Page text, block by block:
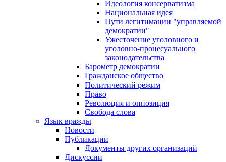
Идеология консерватизма
Национальная идея
Пути легитимации "управляемой
демократии"
Ужесточение уголовного и
уголовно-процесуального
законодательства
Барометр демократии
Гражданское общество
Политический режим
Право
Революция и оппозиция
Свобода слова
Язык вражды
Новости
Публикации
Документы других организаций
Дискуссии